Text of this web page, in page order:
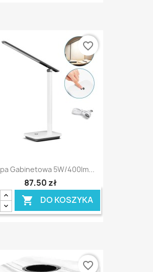
Gabinetowa 5W/400lm...
87,50 zł
 DO KOSZYKA
favorite_border
favorite_border